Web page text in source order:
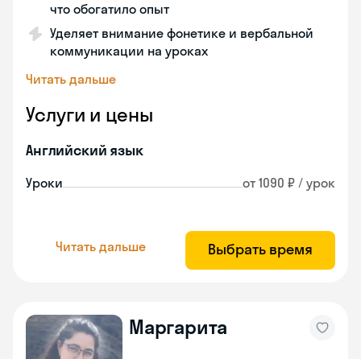
что обогатило опыт
Уделяет внимание фонетике и вербальной
коммуникации на уроках
Читать дальше
Услуги и цены
Английский язык
Уроки от 1090 ₽ / урок
Читать дальше Выбрать время
Маргарита